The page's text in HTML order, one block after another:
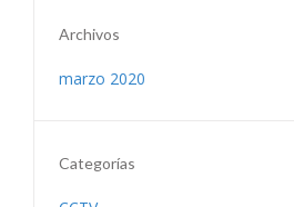
Archivos
marzo 2020
Categorías